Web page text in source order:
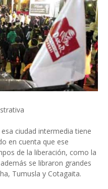
ciudad intermedia tiene
en cuenta que ese
de la liberación, como la
se libraron grandes
Tumusla y Cotagaita.